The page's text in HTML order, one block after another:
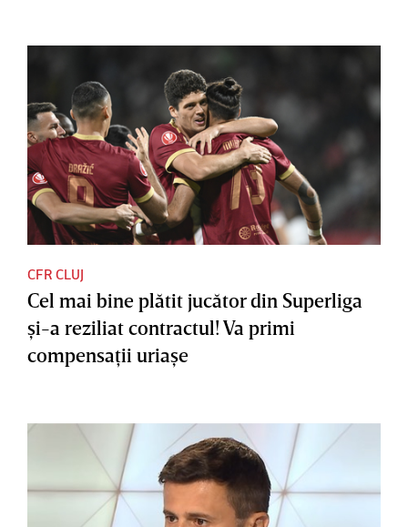
CFR CLUJ
Cel mai bine plătit jucător din Superliga
şi-a reziliat contractul! Va primi
compensaţii uriaşe